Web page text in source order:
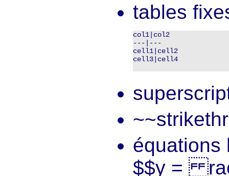
tables
col1|col2
---|---
cell1|cell2
cell3|cell4
$$y =